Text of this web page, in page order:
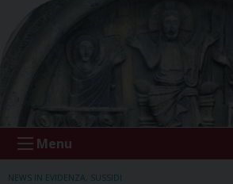
Menu
NEWS IN EVIDENZA SUSSIDI